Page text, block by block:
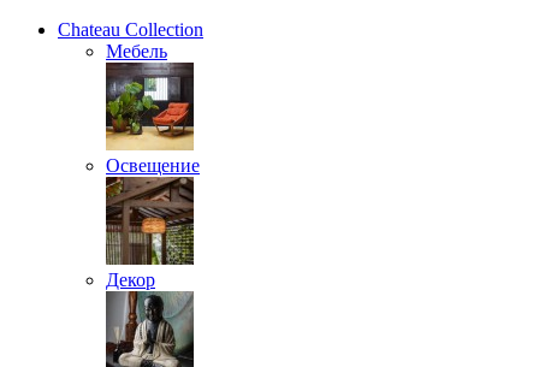
Chateau Collection
Мебель
Освещение
Декор